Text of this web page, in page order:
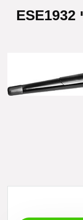
מסלסל שיער מקצועי ESE1932